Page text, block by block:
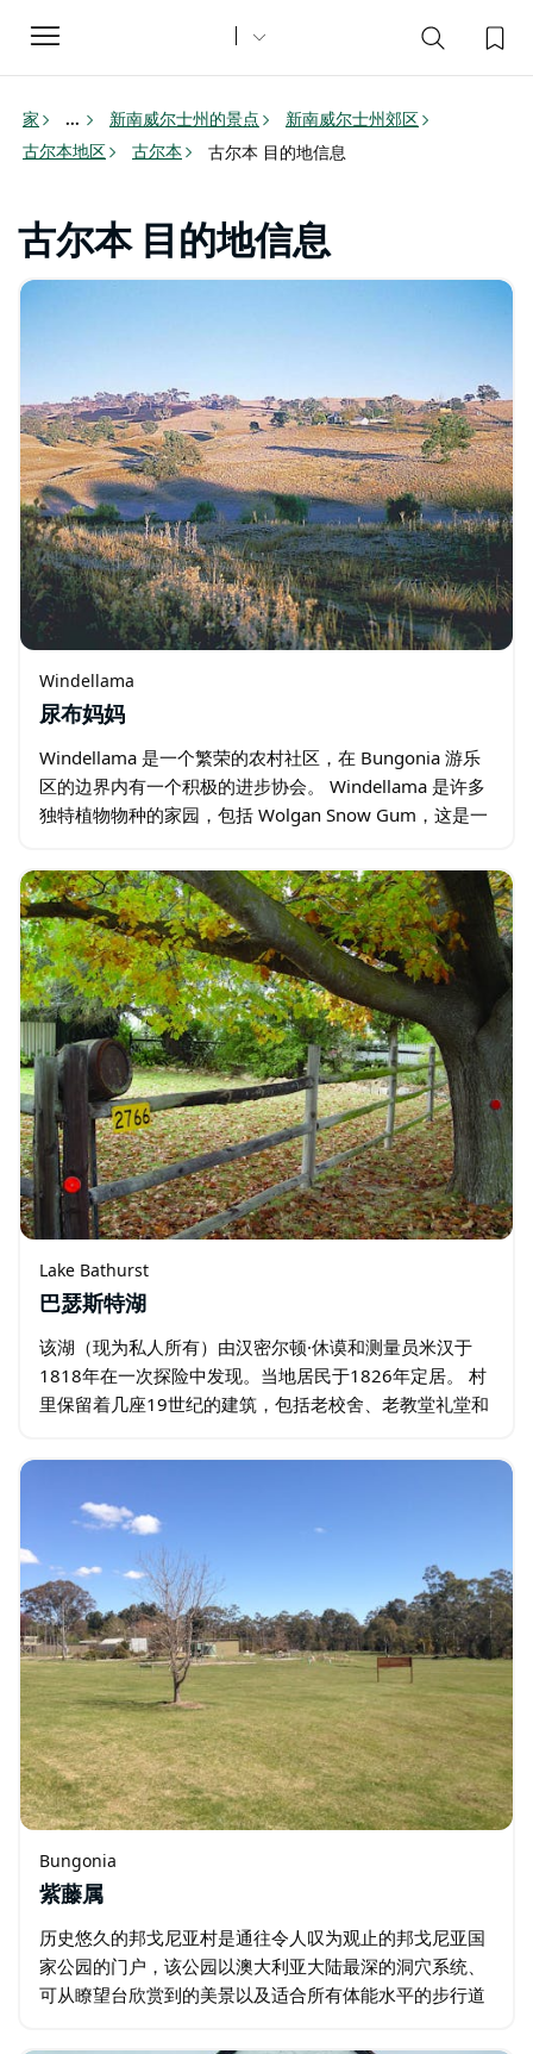
Toggle
navigation
家 ... 新南威尔士州的景点
新南威尔士州郊区
古尔本地区
古尔本 古尔本 目的地信息
古尔本 目的地信息
Windellama
尿布妈妈
Windellama 是一个繁荣的农村社区，在 Bungonia 游乐
区的边界内有一个积极的进步协会。 Windellama 是许多
独特植物物种的家园，包括 Wolgan Snow Gum，这是一
Lake Bathurst
巴瑟斯特湖
该湖（现为私人所有）由汉密尔顿·休谟和测量员米汉于
1818年在一次探险中发现。当地居民于1826年定居。 村
里保留着几座19世纪的建筑，包括老校舍、老教堂礼堂和
Bungonia
紫藤属
历史悠久的邦戈尼亚村是通往令人叹为观止的邦戈尼亚国
家公园的门户，该公园以澳大利亚大陆最深的洞穴系统、
可从瞭望台欣赏到的美景以及适合所有体能水平的步行道